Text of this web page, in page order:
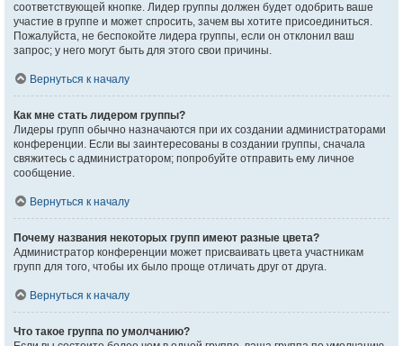
соответствующей кнопке. Лидер группы должен будет одобрить ваше
участие в группе и может спросить, зачем вы хотите присоединиться.
Пожалуйста, не беспокойте лидера группы, если он отклонил ваш
запрос; у него могут быть для этого свои причины.
Вернуться к началу
Как мне стать лидером группы?
Лидеры групп обычно назначаются при их создании администраторами
конференции. Если вы заинтересованы в создании группы, сначала
свяжитесь с администратором; попробуйте отправить ему личное
сообщение.
Вернуться к началу
Почему названия некоторых групп имеют разные цвета?
Администратор конференции может присваивать цвета участникам
групп для того, чтобы их было проще отличать друг от друга.
Вернуться к началу
Что такое группа по умолчанию?